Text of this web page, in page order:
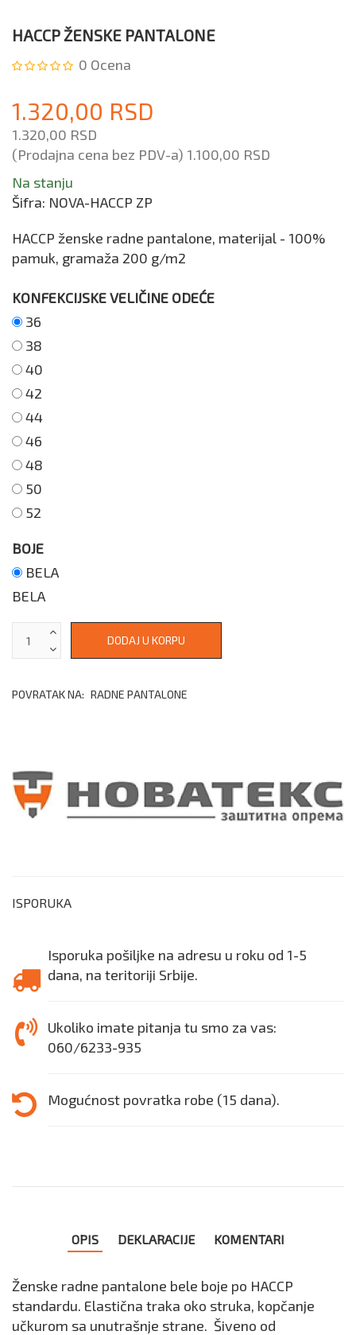
HACCP ŽENSKE PANTALONE
0 Ocena
1.320,00 RSD
1.320,00 RSD
(Prodajna cena bez PDV-a) 1.100,00 RSD
Na stanju
Šifra: NOVA-HACCP ZP
HACCP ženske radne pantalone, materijal - 100%
pamuk, gramaža 200 g/m2
KONFEKCIJSKE VELIČINE ODEĆE
36
38
40
42
44
46
48
50
52
BOJE
BELA
BELA
POVRATAK NA: RADNE PANTALONE
ISPORUKA
Isporuka pošiljke na adresu u roku od 1-5
dana, na teritoriji Srbije.
Ukoliko imate pitanja tu smo za vas:
060/6233-935
Mogućnost povratka robe (15 dana).
OPIS DEKLARACIJE KOMENTARI
Ženske radne pantalone bele boje po HACCP
standardu. Elastična traka oko struka, kopčanje
učkurom sa unutrašnje strane. Šiveno od